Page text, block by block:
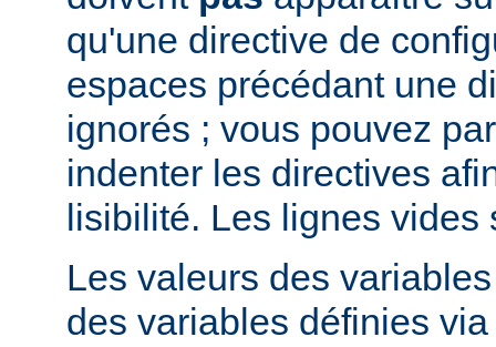
qu'une directive de
espaces précédant une
ignorés ; vous pouvez
indenter les directives
lisibilité. Les lignes vides
Les valeurs des
des variables définies